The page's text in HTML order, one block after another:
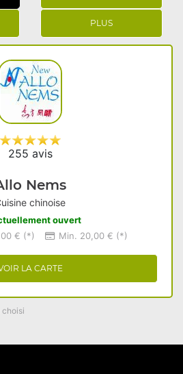
PLUS
255 avis
Nems
chinoise
ouvert
€ (*) Min. 20,00 € (*)
LA CARTE
choisi